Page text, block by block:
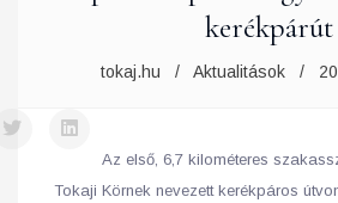
kerékpárút
tokaj.hu Aktualitások
Az első, 6,7 kilométeres
Tokaji Körnek nevezett kerékpáros